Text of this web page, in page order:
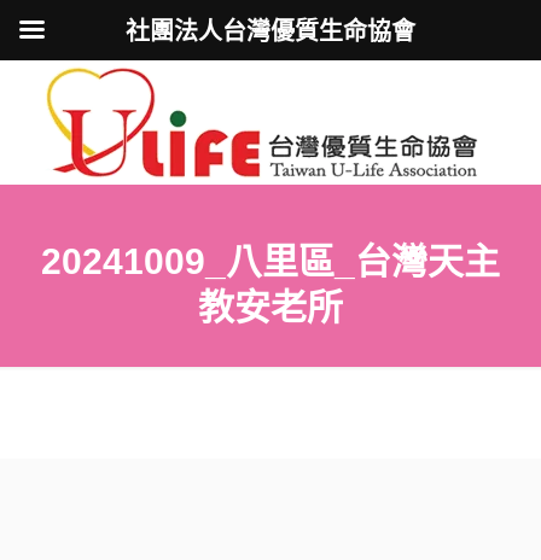
20241009_八里區_台灣天主
教安老所
社團法人台灣優質生命協會